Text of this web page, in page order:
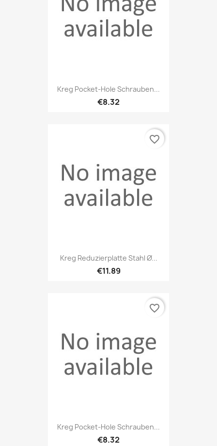
Kreg Pocket-Hole Schrauben...
€8.32
Kreg Reduzierplatte Stahl Ø...
€11.89
favorite_border
Kreg Pocket-Hole Schrauben...
€8.32
favorite_border